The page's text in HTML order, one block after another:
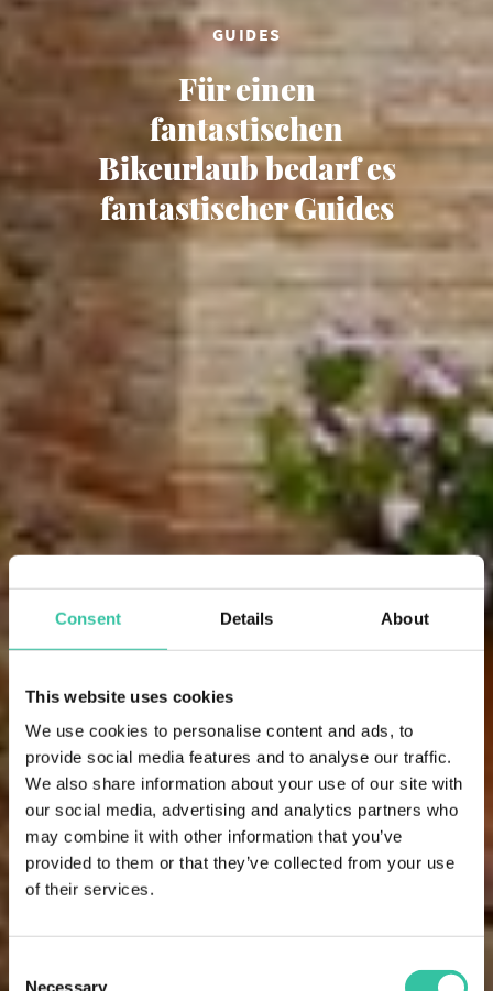
Consent Details About
This website uses cookies
We use cookies to personalise content and ads, to
provide social media features and to analyse our traffic.
We also share information about your use of our site with
our social media, advertising and analytics partners who
may combine it with other information that you’ve
provided to them or that they’ve collected from your use
of their services.
Necessary
GUIDES
Für einen
fantastischen
Bikeurlaub bedarf es
fantastischer Guides